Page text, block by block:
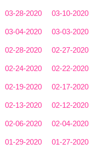
03-28-2020 03-10-2020
03-04-2020 03-03-2020
02-28-2020 02-27-2020
02-24-2020 02-22-2020
02-19-2020 02-17-2020
02-13-2020 02-12-2020
02-06-2020 02-04-2020
01-29-2020 01-27-2020